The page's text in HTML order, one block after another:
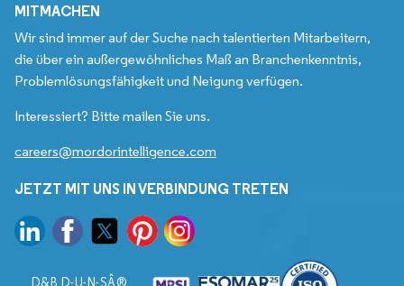
MITMACHEN
Wir sind immer auf der Suche nach talentierten Mitarbeitern,
die über ein außergewöhnliches Maß an Branchenkenntnis,
Problemlösungsfähigkeit und Neigung verfügen.
Interessiert? Bitte mailen Sie uns.
careers@mordorintelligence.com
JETZT MIT UNS IN VERBINDUNG TRETEN
D&B D-U-N-SÂ®